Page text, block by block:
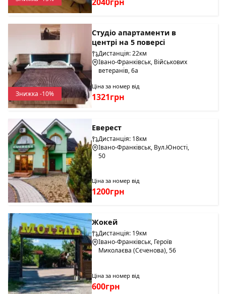
2040грн
Знижка -10%
Студіо апартаменти в
центрі на 5 поверсі
Дистанція: 22км
Івано-Франківськ, Військових
ветеранів, 6а
Ціна за номер від
1321грн
Еверест
Дистанція: 18км
Івано-Франківськ, Вул.Юності,
50
Ціна за номер від
1200грн
Жокей
Дистанція: 19км
Івано-Франківськ, Героїв
Миколаєва (Сєченова), 56
Ціна за номер від
600грн